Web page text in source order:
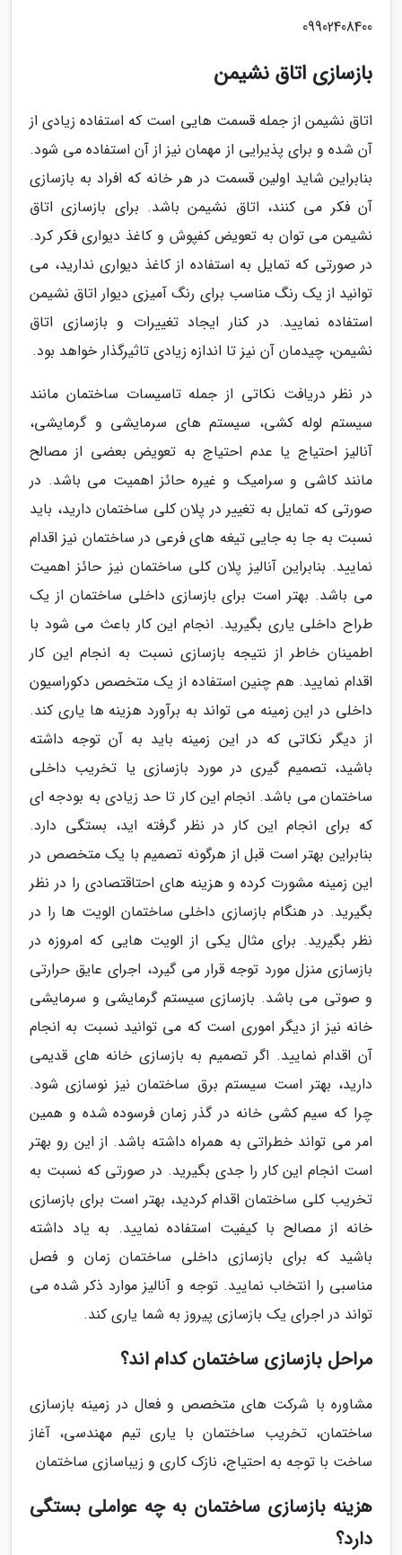
09902408400
بازسازی اتاق نشیمن
اتاق نشیمن از جمله قسمت هایی است که استفاده زیادی از
آن شده و برای پذیرایی از مهمان نیز از آن استفاده می شود.
بنابراین شاید اولین قسمت در هر خانه که افراد به بازسازی
آن فکر می کنند، اتاق نشیمن باشد. برای بازسازی اتاق
نشیمن می توان به تعویض کفپوش و کاغذ دیواری فکر کرد.
در صورتی که تمایل به استفاده از کاغذ دیواری ندارید، می
توانید از یک رنگ مناسب برای رنگ آمیزی دیوار اتاق نشیمن
استفاده نمایید. در کنار ایجاد تغییرات و بازسازی اتاق
نشیمن، چیدمان آن نیز تا اندازه زیادی تاثیرگذار خواهد بود.
در نظر دریافت نکاتی از جمله تاسیسات ساختمان مانند
سیستم لوله کشی، سیستم های سرمایشی و گرمایشی،
آنالیز احتیاج یا عدم احتیاج به تعویض بعضی از مصالح
مانند کاشی و سرامیک و غیره حائز اهمیت می باشد. در
صورتی که تمایل به تغییر در پلان کلی ساختمان دارید، باید
نسبت به جا به جایی تیغه های فرعی در ساختمان نیز اقدام
نمایید. بنابراین آنالیز پلان کلی ساختمان نیز حائز اهمیت
می باشد. بهتر است برای بازسازی داخلی ساختمان از یک
طراح داخلی یاری بگیرید. انجام این کار باعث می شود با
اطمینان خاطر از نتیجه بازسازی نسبت به انجام این کار
اقدام نمایید. هم چنین استفاده از یک متخصص دکوراسیون
داخلی در این زمینه می تواند به برآورد هزینه ها یاری کند.
از دیگر نکاتی که در این زمینه باید به آن توجه داشته
باشید، تصمیم گیری در مورد بازسازی یا تخریب داخلی
ساختمان می باشد. انجام این کار تا حد زیادی به بودجه ای
که برای انجام این کار در نظر گرفته اید، بستگی دارد.
بنابراین بهتر است قبل از هرگونه تصمیم با یک متخصص در
این زمینه مشورت کرده و هزینه های احتاقتصادی را در نظر
بگیرید. در هنگام بازسازی داخلی ساختمان الویت ها را در
نظر بگیرید. برای مثال یکی از الویت هایی که امروزه در
بازسازی منزل مورد توجه قرار می گیرد، اجرای عایق حرارتی
و صوتی می باشد. بازسازی سیستم گرمایشی و سرمایشی
خانه نیز از دیگر اموری است که می توانید نسبت به انجام
آن اقدام نمایید. اگر تصمیم به بازسازی خانه های قدیمی
دارید، بهتر است سیستم برق ساختمان نیز نوسازی شود.
چرا که سیم کشی خانه در گذر زمان فرسوده شده و همین
امر می تواند خطراتی به همراه داشته باشد. از این رو بهتر
است انجام این کار را جدی بگیرید. در صورتی که نسبت به
تخریب کلی ساختمان اقدام کردید، بهتر است برای بازسازی
خانه از مصالح با کیفیت استفاده نمایید. به یاد داشته
باشید که برای بازسازی داخلی ساختمان زمان و فصل
مناسبی را انتخاب نمایید. توجه و آنالیز موارد ذکر شده می
تواند در اجرای یک بازسازی پیروز به شما یاری کند.
مراحل بازسازی ساختمان کدام اند؟
مشاوره با شرکت های متخصص و فعال در زمینه بازسازی
ساختمان، تخریب ساختمان با یاری تیم مهندسی، آغاز
ساخت با توجه به احتیاج، نازک کاری و زیباسازی ساختمان
هزینه بازسازی ساختمان به چه عواملی بستگی
دارد؟